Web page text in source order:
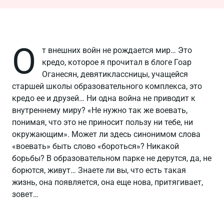
О
т внешних войн не рождается мир… Это
кредо, которое я прочитал в блоге Гоар
Оганесян, девятиклассницы, учащейся
старшей школы образовательного комплекса, это
кредо ее и друзей… Ни одна война не приводит к
внутреннему миру? «Не нужно так же воевать,
понимая, что это не приносит пользу ни тебе, ни
окружающим». Может ли здесь синонимом слова
«воевать» быть слово «бороться»? Никакой
борьбы? В образовательном парке не дерутся, да, не
борются, живут… Знаете ли вы, что есть такая
жизнь, она появляется, она еще нова, притягивает,
зовет…